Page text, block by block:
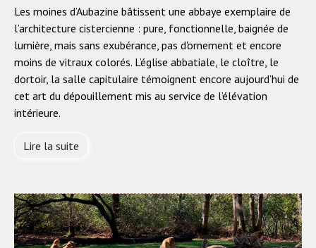
Les moines d’Aubazine bâtissent une abbaye exemplaire de
l’architecture cistercienne : pure, fonctionnelle, baignée de
lumière, mais sans exubérance, pas d'ornement et encore
moins de vitraux colorés. L’église abbatiale, le cloître, le
dortoir, la salle capitulaire témoignent encore aujourd’hui de
cet art du dépouillement mis au service de l’élévation
intérieure.
Lire la suite